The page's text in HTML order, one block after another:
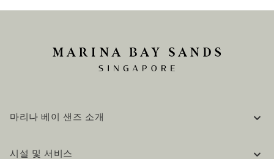
마리나 베이 샌즈 소개
채용 / 커리어
시설 및 서비스